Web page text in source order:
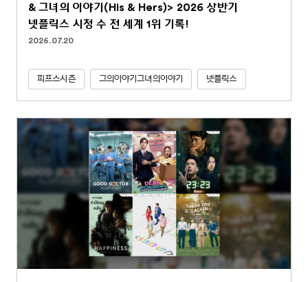
& 그녀의 이야기(His & Hers)> 2026 상반기
넷플릭스 시청 수 전 세계 1위 기록!
2026.07.20
피프스시즌 그의이야기그녀의이야기 넷플릭스